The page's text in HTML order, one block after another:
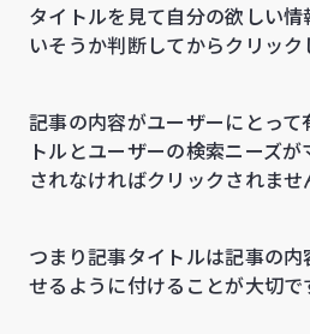
タイトルを見て自分の欲しい
いそうか判断してからクリック
記事の内容がユーザーにとって
トルとユーザーの検索ニーズ
されなければクリックされませ
つまり記事タイトルは記事の
せるように付けることが大切で